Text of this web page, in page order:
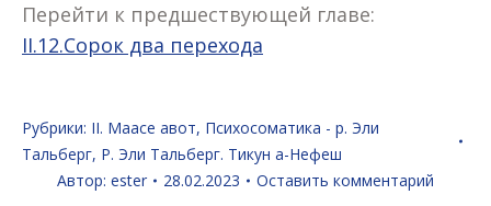
Перейти к предшествующей главе:
II.12.Сорок два перехода
Рубрики: II. Маасе авот, Психосоматика - р. Эли
Тальберг, Р. Эли Тальберг. Тикун а-Нефеш
Автор: ester 28.02.2023
Оставить комментарий